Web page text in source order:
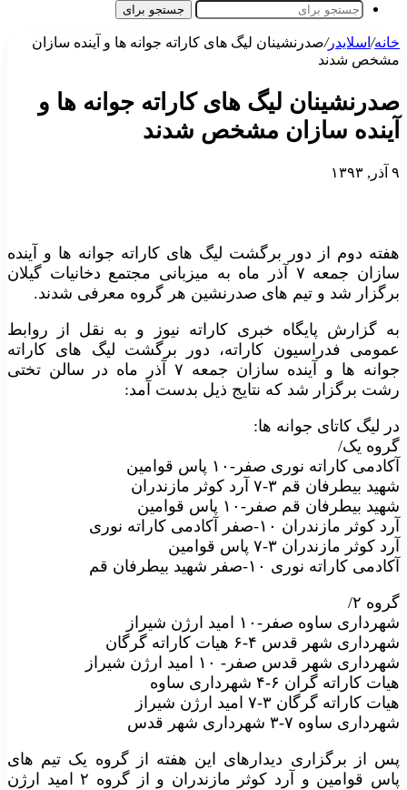
جستجو برای
خانه/ اسلایدر/صدرنشینان لیگ های کاراته جوانه ها و آینده سازان
مشخص شدند
صدرنشینان لیگ های کاراته جوانه ها و
آینده سازان مشخص شدند
۹ آذر, ۱۳۹۳
هفته دوم از دور برگشت لیگ های کاراته جوانه ها و آینده
سازان جمعه ۷ آذر ماه به میزبانی مجتمع دخانیات گیلان
برگزار شد و تیم های صدرنشین هر گروه معرفی شدند.
به گزارش پایگاه خبری کاراته نیوز و به نقل از روابط
عمومی فدراسیون کاراته، دور برگشت لیگ های کاراته
جوانه ها و آینده سازان جمعه ۷ آذر ماه در سالن تختی
رشت برگزار شد که نتایج ذیل بدست آمد:
در لیگ کاتای جوانه ها:
گروه یک/
آکادمی کاراته نوری صفر-۱۰ پاس قوامین
شهید بیطرفان قم ۳-۷ آرد کوثر مازندران
شهید بیطرفان قم صفر-۱۰ پاس قوامین
آرد کوثر مازندران ۱۰-صفر آکادمی کاراته نوری
آرد کوثر مازندران ۳-۷ پاس قوامین
آکادمی کاراته نوری ۱۰-صفر شهید بیطرفان قم
گروه ۲/
شهرداری ساوه صفر-۱۰ امید ارژن شیراز
شهرداری شهر قدس ۴-۶ هیات کاراته گرگان
شهرداری شهر قدس صفر- ۱۰ امید ارژن شیراز
هیات کاراته گران ۶-۴ شهرداری ساوه
هیات کاراته گرگان ۳-۷ امید ارژن شیراز
شهرداری ساوه ۷-۳ شهرداری شهر قدس
پس از برگزاری دیدارهای این هفته از گروه یک تیم های
پاس قوامین و آرد کوثر مازندران و از گروه ۲ امید ارژن